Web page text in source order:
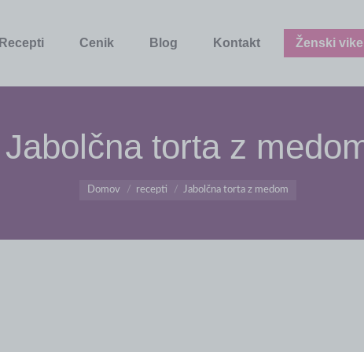
Recepti Cenik Blog Kontakt Ženski
Jabolčna torta z
Domov recepti Jabolčna torta z medom